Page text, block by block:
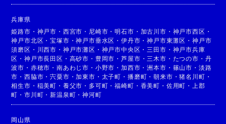
兵庫県
姫路市 ・ 神戸市 ・ 西宮市 ・ 尼崎市 ・明石市 ・ 加古川市 ・ 神戸市西区 ・
神戸市北区 ・宝塚市 ・神戸市垂水区 ・伊丹市 ・神戸市東灘区 ・ 神戸市
須磨区 ・ 川西市 ・ 神戸市灘区 ・ 神戸市中央区 ・ 三田市 ・ 神戸市兵庫
区 ・神戸市長田区 ・ 高砂市 ・ 豊岡市 ・芦屋市 ・ 三木市 ・ たつの市 ・ 丹
波市 ・ 赤穂市 ・南あわじ市 ・ 小野市 ・加西市 ・洲本市 ・ 篠山市 ・ 淡路
市 ・西脇市 ・宍粟市 ・加東市 ・ 太子町 ・ 播磨町 ・朝来市 ・猪名川町 ・
相生市 ・ 稲美町 ・ 養父市 ・ 多可町 ・福崎町 ・ 香美町 ・ 佐用町 ・
上郡
町 ・市川町 ・新温泉町 ・神河町
岡山県